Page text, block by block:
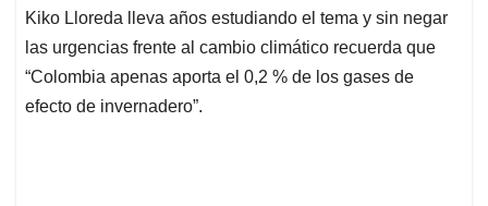
Kiko Lloreda lleva años estudiando el tema y sin negar
las urgencias frente al cambio climático recuerda que
“Colombia apenas aporta el 0,2 % de los gases de
efecto de invernadero”.